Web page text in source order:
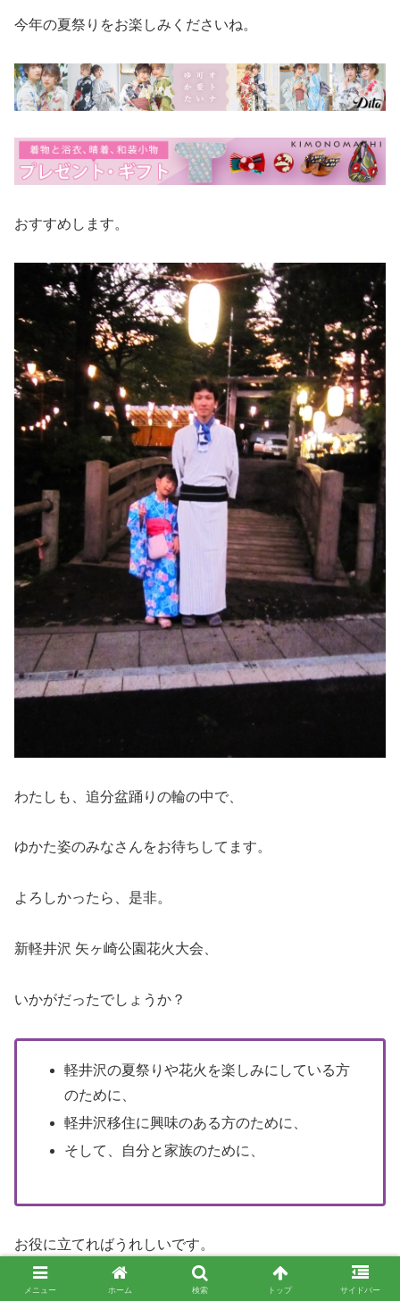
今年の夏祭りをお楽しみくださいね。
おすすめします。
わたしも、追分盆踊りの輪の中で、
ゆかた姿のみなさんをお待ちしてます。
よろしかったら、是非。
新軽井沢 矢ヶ崎公園花火大会、
いかがだったでしょうか？
軽井沢の夏祭りや花火を楽しみにしている方
のために、
軽井沢移住に興味のある方のために、
そして、自分と家族のために、
お役に立てればうれしいです。
メニュー ホーム 検索 トップ サイドバー